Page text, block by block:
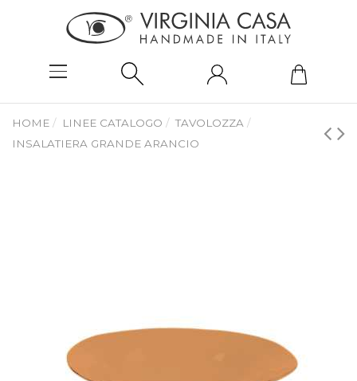
HOME LINEE CATALOGO
TAVOLOZZA
INSALATIERA GRANDE ARANCIO